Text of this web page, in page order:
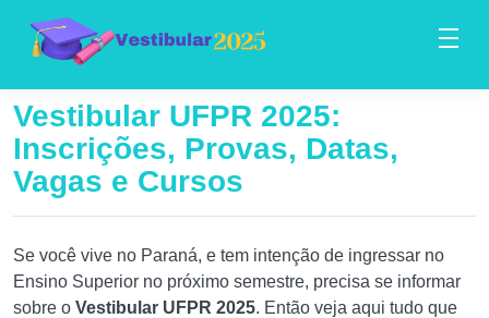
Vestibular UFPR 2025:
Inscrições, Provas, Datas,
Vagas e Cursos
Se você vive no Paraná, e tem intenção de ingressar no
Ensino Superior no próximo semestre, precisa se informar
sobre o Vestibular UFPR 2025. Então veja aqui tudo que